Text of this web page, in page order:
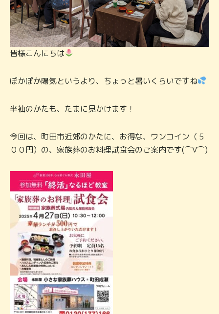
皆様こんにちは
ぽかぽか陽気というより、ちょっと暑いくらいですね
半袖のかたも、たまに見かけます！
今回は、町田市近郊のかたに、お得な、ワンコイン（５
００円）の、家族葬のお料理試食会のご案内です(⌒∇⌒)